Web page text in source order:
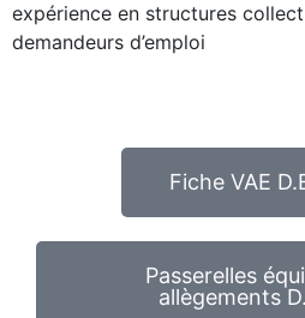
expérience en structures
demandeurs d’emploi
Fiche VAE
Passerelles
allègements